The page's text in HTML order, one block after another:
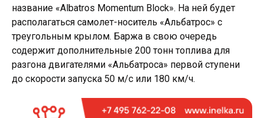
название «Albatros Momentum Block». На ней будет
располагаться самолет-носитель «Альбатрос» с
треугольным крылом. Баржа в свою очередь
содержит дополнительные 200 тонн топлива для
разгона двигателями «Альбатроса» первой ступени
до скорости запуска 50 м/с или 180 км/ч.